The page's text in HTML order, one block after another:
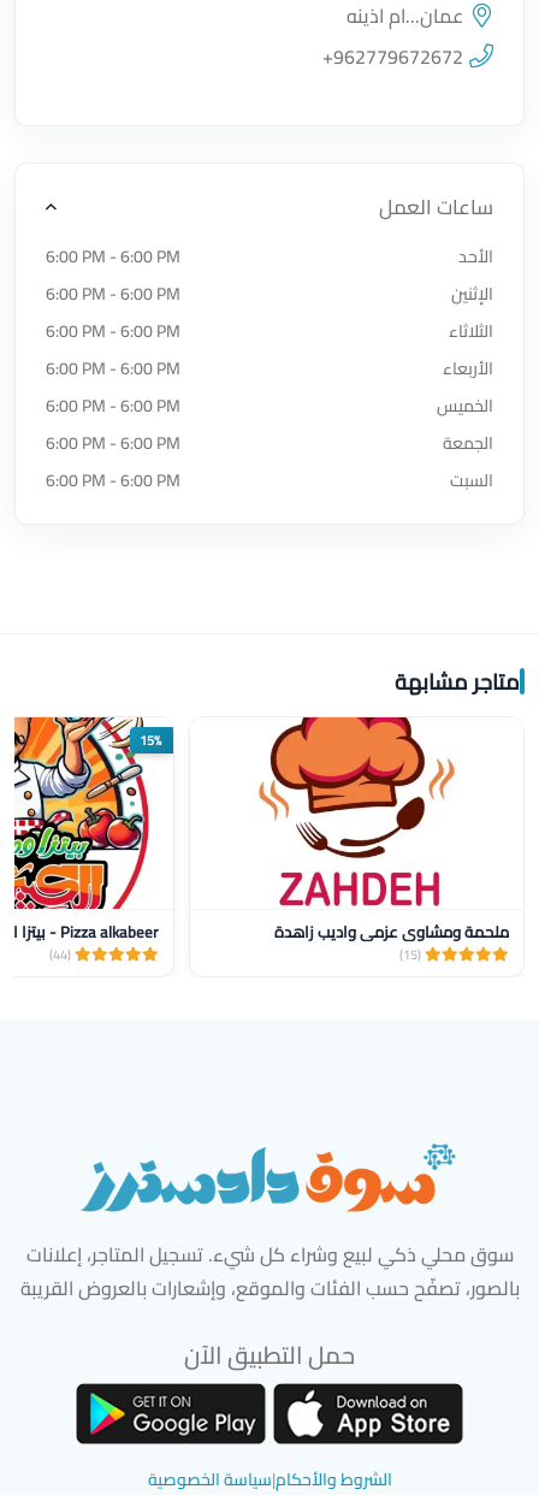
اضغط لتحميل الموقع
عمان...ام اذينه
+962779672672
ساعات العمل
الأحد
6:00 PM - 6:00 PM
الإثنين
6:00 PM - 6:00 PM
الثلاثاء
6:00 PM - 6:00 PM
الأربعاء
6:00 PM - 6:00 PM
الخميس
6:00 PM - 6:00 PM
الجمعة
6:00 PM - 6:00 PM
السبت
6:00 PM - 6:00 PM
متاجر مشابهة
ملحمة ومشاوي عزمي واديب زاهدة
(15)
15%
Pizza alkabeer - بيتزا الكبير
(44)
سوق محلي ذكي لبيع وشراء كل شيء. تسجيل المتاجر، إعلانات
بالصور، تصفّح حسب الفئات والموقع، وإشعارات بالعروض القريبة
حمل التطبيق الآن
الشروط والأحكام|سياسة الخصوصية